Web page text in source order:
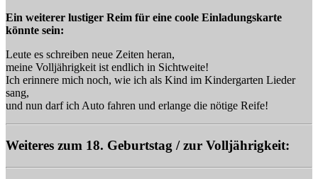
Ein weiterer lustiger Reim für eine coole Einladungskarte
könnte sein:
Leute es schreiben neue Zeiten heran,
meine Volljährigkeit ist endlich in Sichtweite!
Ich erinnere mich noch, wie ich als Kind im Kindergarten Lieder
sang,
und nun darf ich Auto fahren und erlange die nötige Reife!
Weiteres zum 18. Geburtstag / zur Volljährigkeit: